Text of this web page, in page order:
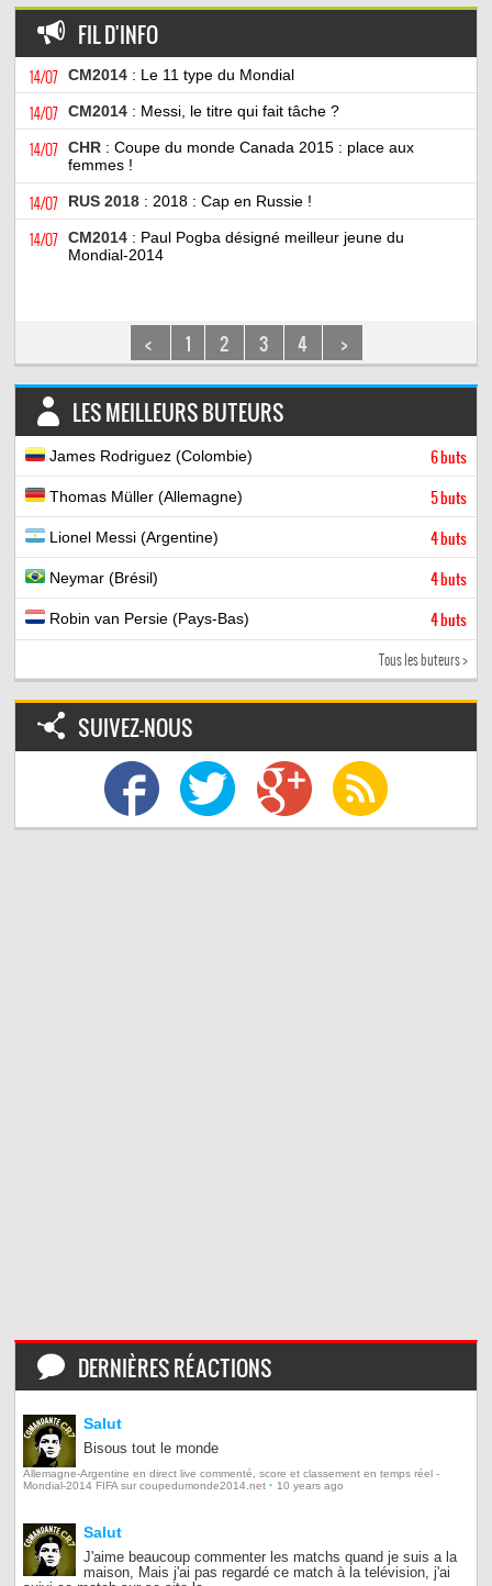
FIL D'INFO
14/07 CM2014 : Le 11 type du Mondial
14/07 CM2014 : Messi, le titre qui fait tâche ?
14/07 CHR : Coupe du monde Canada 2015 : place aux
femmes !
14/07 RUS 2018 : 2018 : Cap en Russie !
14/07 CM2014 : Paul Pogba désigné meilleur jeune du
Mondial-2014
< 1 2 3 4 >
LES MEILLEURS BUTEURS
James Rodriguez (Colombie) 6 buts
Thomas Müller (Allemagne) 5 buts
Lionel Messi (Argentine) 4 buts
Neymar (Brésil) 4 buts
Robin van Persie (Pays-Bas) 4 buts
Tous les buteurs >
SUIVEZ-NOUS
DERNIÈRES RÉACTIONS
Salut
Bisous tout le monde
Allemagne-Argentine en direct live commenté, score et classement en temps réel -
Mondial-2014 FIFA sur coupedumonde2014.net · 10 years ago
Salut
J'aime beaucoup commenter les matchs quand je suis a la
maison, Mais j'ai pas regardé ce match à la telévision, j'ai